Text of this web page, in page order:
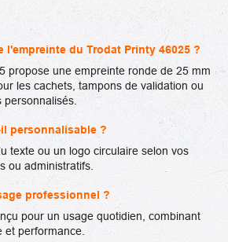
l'empreinte du Trodat Printy 46025 ?
propose une empreinte ronde de 25 mm
les cachets, tampons de validation ou
personnalisés.
personnalisable ?
texte ou un logo circulaire selon vos
ou administratifs.
professionnel ?
pour un usage quotidien, combinant
et performance.